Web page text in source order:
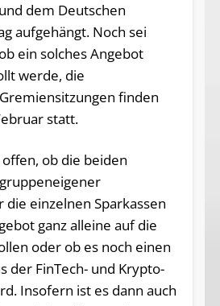
dem Deutschen
aufgehängt. Noch sei
ein solches Angebot
werde, die
finden
statt.
ob die beiden
einzelnen Sparkassen
ganz alleine auf die
oder ob es noch einen
der FinTech- und Krypto-
Insofern ist es dann auch